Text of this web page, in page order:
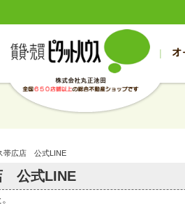
売買
帯広の3000万～4000万円
帯
売買
旭川の3000万～4000万円
旭
オ
ッフブログ お客様の声
のお問合せ 入居者様ページ
帯広店 公式LINE
公式LINE